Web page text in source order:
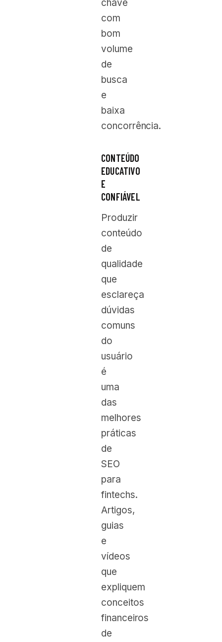
chave
com
bom
volume
de
busca
e
baixa
concorrência.
CONTEÚDO
EDUCATIVO
E
CONFIÁVEL
Produzir
conteúdo
de
qualidade
que
esclareça
dúvidas
comuns
do
usuário
é
uma
das
melhores
práticas
de
SEO
para
fintechs.
Artigos,
guias
e
vídeos
que
expliquem
conceitos
financeiros
de